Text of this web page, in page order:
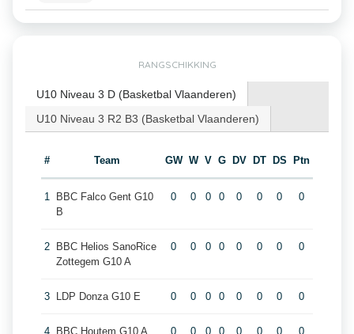
RANGSCHIKKING
U10 Niveau 3 D (Basketbal Vlaanderen)
U10 Niveau 3 R2 B3 (Basketbal Vlaanderen)
# Team GW W V G DV DT DS Ptn
1
BBC Falco Gent G10
B
0 0 0 0 0 0 0 0
2
BBC Helios SanoRice
Zottegem G10 A
0 0 0 0 0 0 0 0
3 LDP Donza G10 E 0 0 0 0 0 0 0 0
4 BBC Houtem G10 A 0 0 0 0 0 0 0 0